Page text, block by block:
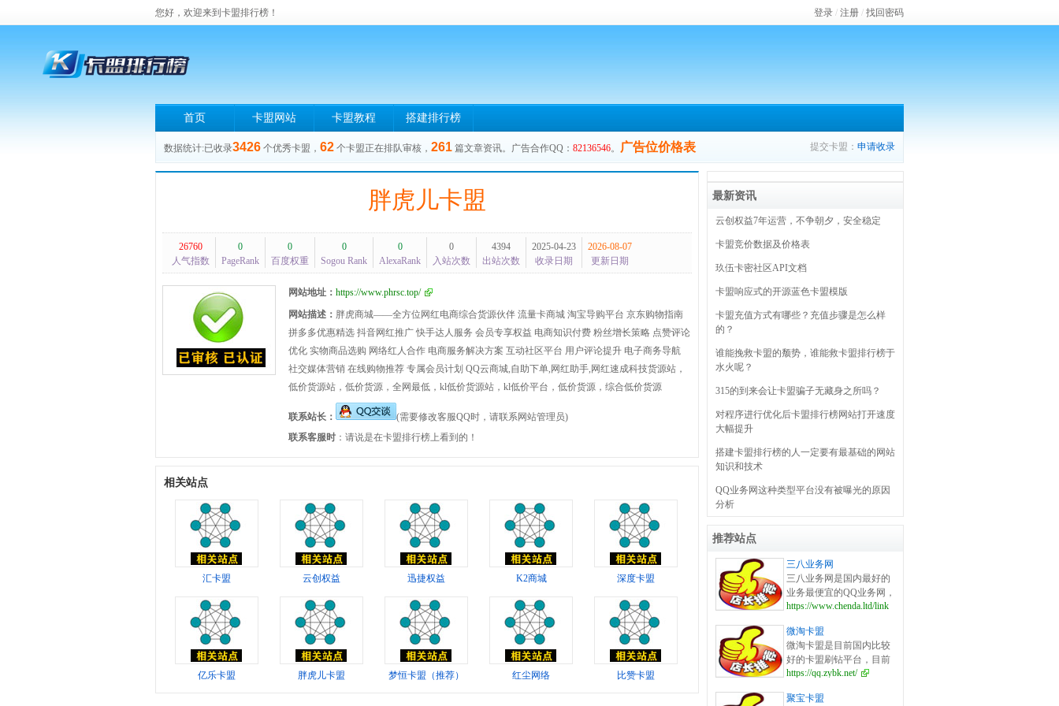
您好，欢迎来到卡盟排行榜！ 登录 / 注册 / 找回密码
首页 卡盟网站 卡盟教程 搭建排行榜
数据统计:已收录3426 个优秀卡盟， 62 个卡盟正在排队审核， 261 篇文章资讯。广告合作QQ： 82136546。 广告位价格表 提交卡盟： 申请收录
胖虎儿卡盟
26760
人气指数
0
PageRank
0
百度权重
0
Sogou Rank
0
AlexaRank
0
入站次数
4394
出站次数
2025-04-23
收录日期
2026-08-07
更新日期
网站地址： https://www.phrsc.top/
网站描述： 胖虎商城——全方位网红电商综合货源伙伴 流量卡商城 淘宝导购平台 京东购物指南
拼多多优惠精选 抖音网红推广 快手达人服务 会员专享权益 电商知识付费 粉丝增长策略 点赞评论
优化 实物商品选购 网络红人合作 电商服务解决方案 互动社区平台 用户评论提升 电子商务导航
社交媒体营销 在线购物推荐 专属会员计划 QQ云商城,自助下单,网红助手,网红速成科技货源站，
低价货源站，低价货源，全网最低，kl低价货源站，kl低价平台，低价货源，综合低价货源
联系站长：
(需要修改客服QQ时，请联系网站管理员)
联系客服时 ：请说是在卡盟排行榜上看到的！
相关站点
汇卡盟 云创权益 迅捷权益 K2商城 深度卡盟
亿乐卡盟 胖虎儿卡盟 梦恒卡盟（推荐） 红尘网络 比赞卡盟
最新资讯
云创权益7年运营，不争朝夕，安全稳定
卡盟竞价数据及价格表
玖伍卡密社区API文档
卡盟响应式的开源蓝色卡盟模版
卡盟充值方式有哪些？充值步骤是怎么样
的？
谁能挽救卡盟的颓势，谁能救卡盟排行榜于
水火呢？
315的到来会让卡盟骗子无藏身之所吗？
对程序进行优化后卡盟排行榜网站打开速度
大幅提升
搭建卡盟排行榜的人一定要有最基础的网站
知识和技术
QQ业务网这种类型平台没有被曝光的原因
分析
推荐站点
三八业务网
三八业务网是国内最好的
业务最便宜的QQ业务网，
主营名片赞,抖音刷粉刷赞,
业务,24小时自助下单平台,
是最大的空间业务qq业务
平台
https://www.chenda.ltd/link.html
微淘卡盟
微淘卡盟是目前国内比较
好的卡盟刷钻平台，目前
拥有20万代理且在界内口
刷钻技术成为2015年最好
https://qq.zybk.net/
聚宝卡盟